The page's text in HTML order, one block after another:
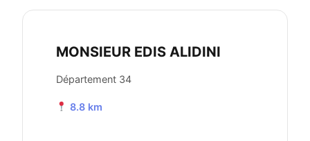
MONSIEUR EDIS ALIDINI
Département 34
8.8 km